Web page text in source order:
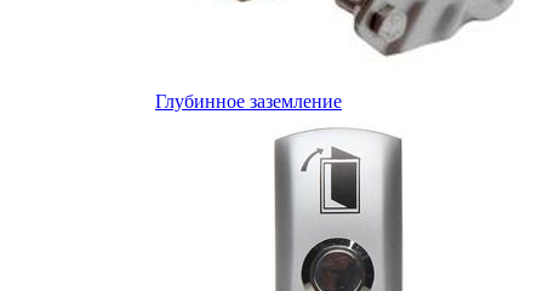
Глубинное заземление